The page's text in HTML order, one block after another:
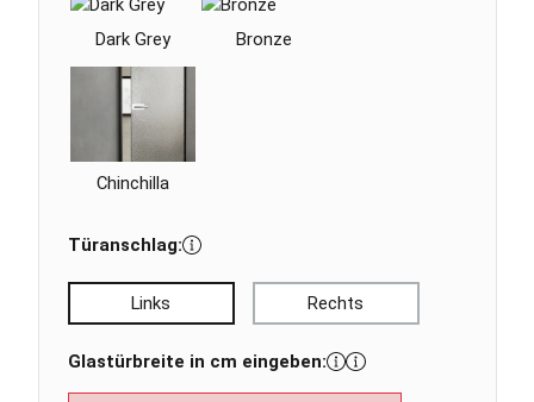
Dark Grey Bronze
Chinchilla
Türanschlag:
Links Rechts
Glastürbreite in cm eingeben: